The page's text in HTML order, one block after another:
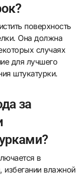
поверхность
Она должна
случаях
для лучшего
штукатурки.
за
в
избегании влажной